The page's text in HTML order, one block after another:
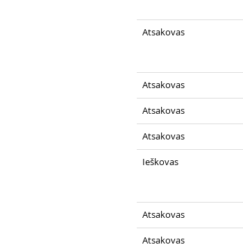
Atsakovas
Atsakovas
Atsakovas
Atsakovas
Ieškovas
Atsakovas
Atsakovas